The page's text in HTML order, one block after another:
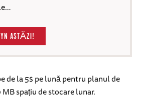
ASTĂZI!
de la 5$ pe lună pentru planul de
spațiu de stocare lunar.